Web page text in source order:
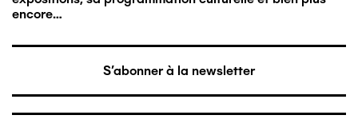
encore…
S'abonner à la newsletter